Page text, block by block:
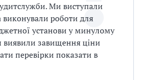
Ми виступали
роботи для
установи у минулому
виявили завищення ціни
перевірки показати в